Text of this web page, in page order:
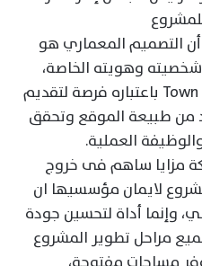
التصميم المعماري هو
وهويته الخاصة،
ولذلك تعاملنا مع مشروع Town Ten باعتباره فرصة لتقديم
من طبيعة الموقع وتحقق
العملية.
مزايا ساهم فى خروج
لايمان مؤسسيها ان
وإنما أداة لتحسين جودة
مراحل تطوير المشروع